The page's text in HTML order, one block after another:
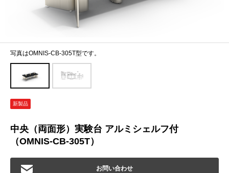
写真はOMNIS-CB-305T型です。
新製品
中央（両面形）実験台 アルミシェルフ付
（OMNIS-CB-305T）
お問い合わせ